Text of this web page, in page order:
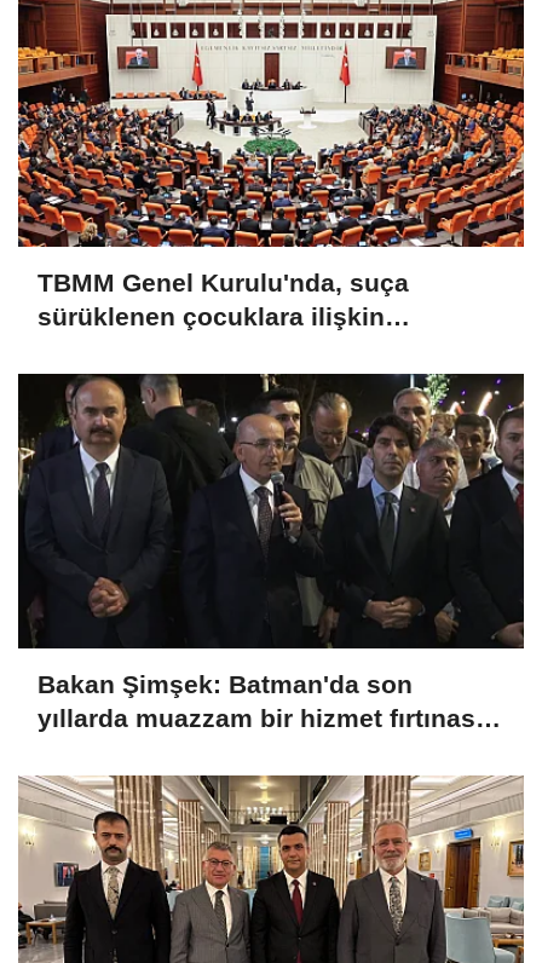
TBMM Genel Kurulu'nda, suça
sürüklenen çocuklara ilişkin
maddesi kabul edildi
Bakan Şimşek: Batman'da son
yıllarda muazzam bir hizmet fırtınası